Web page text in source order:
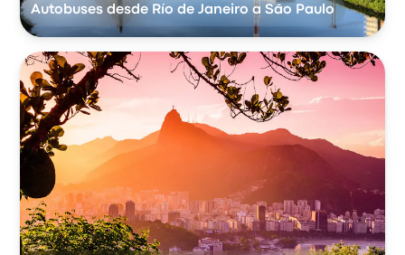
Autobuses desde Río de Janeiro a São Paulo